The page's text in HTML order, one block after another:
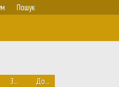
Пошук
З... До...